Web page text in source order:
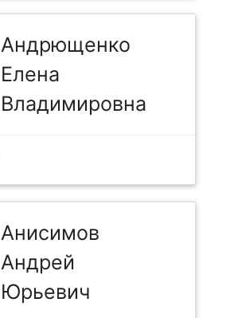
Андрющенко
Елена
Владимировна
Анисимов
Андрей
Юрьевич